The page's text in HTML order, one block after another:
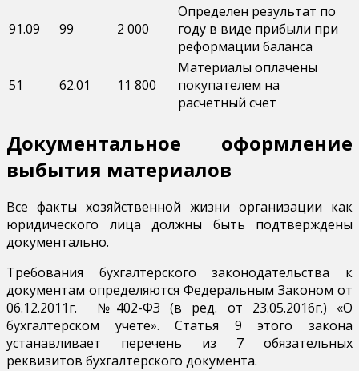
91.09 99 2 000
Определен результат по
году в виде прибыли при
реформации баланса
51 62.01 11 800
Материалы оплачены
покупателем на
расчетный счет
Документальное оформление
выбытия материалов
Все факты хозяйственной жизни организации как
юридического лица должны быть подтверждены
документально.
Требования бухгалтерского законодательства к
документам определяются Федеральным Законом от
06.12.2011г. №402-ФЗ (в ред. от 23.05.2016г.) «О
бухгалтерском учете». Статья 9 этого закона
устанавливает перечень из 7 обязательных
реквизитов бухгалтерского документа.